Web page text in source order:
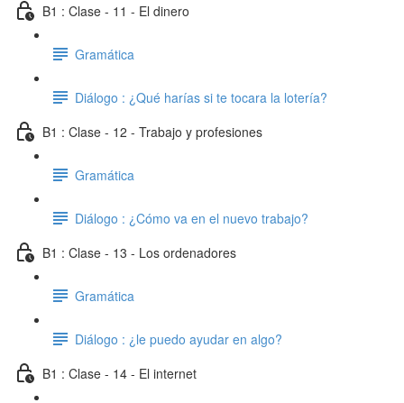
B1 : Clase - 11 - El dinero
Gramática
Diálogo : ¿Qué harías si te tocara la lotería?
B1 : Clase - 12 - Trabajo y profesiones
Gramática
Diálogo : ¿Cómo va en el nuevo trabajo?
B1 : Clase - 13 - Los ordenadores
Gramática
Diálogo : ¿le puedo ayudar en algo?
B1 : Clase - 14 - El internet